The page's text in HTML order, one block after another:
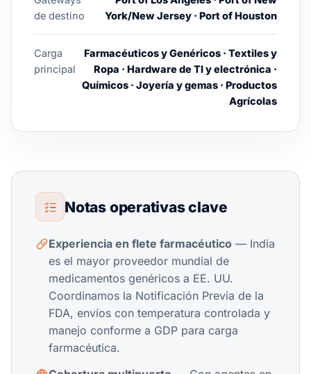
de destino
York/New Jersey · Port of Houston
Carga
principal
Farmacéuticos y Genéricos · Textiles y
Ropa · Hardware de TI y electrónica ·
Químicos · Joyería y gemas · Productos
Agrícolas
Notas operativas clave
Experiencia en flete farmacéutico — India
es el mayor proveedor mundial de
medicamentos genéricos a EE. UU.
Coordinamos la Notificación Previa de la
FDA, envíos con temperatura controlada y
manejo conforme a GDP para carga
farmacéutica.